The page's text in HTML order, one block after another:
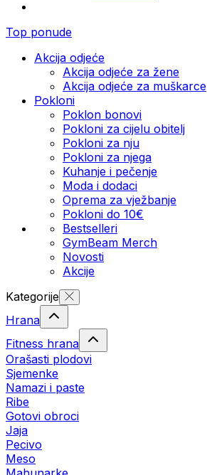
Top ponude
Akcija odjeće
Akcija odjeće za žene
Akcija odjeće za muškarce
Pokloni
Poklon bonovi
Pokloni za cijelu obitelj
Pokloni za nju
Pokloni za njega
Kuhanje i pečenje
Moda i dodaci
Oprema za vježbanje
Pokloni do 10€
Bestselleri
GymBeam Merch
Novosti
Akcije
Kategorije
Hrana
Fitness hrana
Orašasti plodovi
Sjemenke
Namazi i paste
Ribe
Gotovi obroci
Jaja
Pecivo
Meso